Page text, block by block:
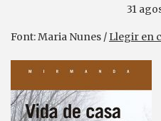
31
Font: Maria Nunes / Llegir en